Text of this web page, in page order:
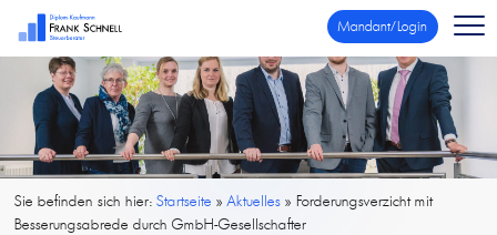
Mandant/Login
Sie befinden sich hier:Startseite »Aktuelles »Forderungsverzicht mit
Besserungsabrede durch GmbH-Gesellschafter